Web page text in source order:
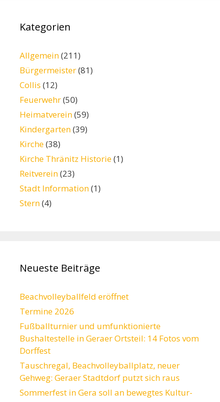
Kategorien
Allgemein(211)
Bürgermeister(81)
Collis (12)
Feuerwehr(50)
Heimatverein(59)
Kindergarten(39)
Kirche(38)
Kirche Thränitz Historie(1)
Reitverein(23)
Stadt Information(1)
Stern(4)
Neueste Beiträge
Beachvolleyballfeld eröffnet
Termine 2026
Fußballturnier und umfunktionierte
Bushaltestelle in Geraer Ortsteil: 14 Fotos vom
Dorffest
Tauschregal, Beachvolleyballplatz, neuer
Gehweg: Geraer Stadtdorf putzt sich raus
Sommerfest in Gera soll an bewegtes Kultur-